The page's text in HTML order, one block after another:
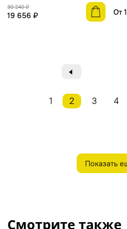
30 240 ₽
19 656 ₽
От
◄
1 2 3 4
Показать
Смотрите также